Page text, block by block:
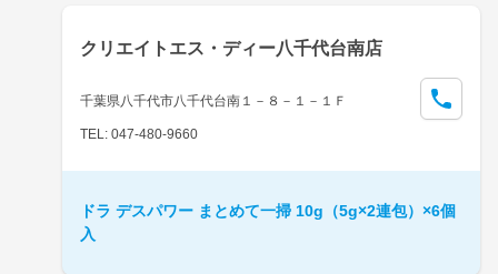
クリエイトエス・ディー八千代台南店
千葉県八千代市八千代台南１－８－１－１Ｆ
TEL: 047-480-9660
ドラ デスパワー まとめて一掃 10g（5g×2連包）×6個
入